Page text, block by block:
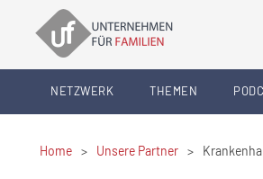
NETZWERK THEMEN
Home > Unsere Partner >